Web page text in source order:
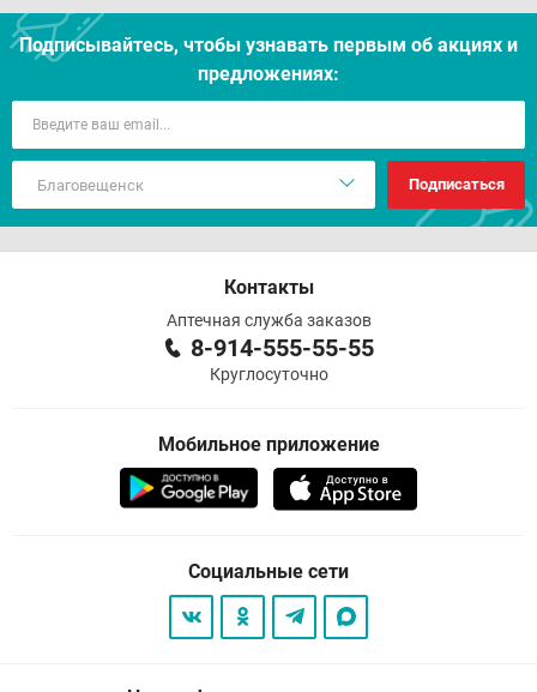
Подписывайтесь, чтобы узнавать первым об акцияx и
предложениях:
Подписаться
Контакты
Аптечная служба заказов
8-914-555-55-55
Круглосуточно
Мобильное приложение
Социальные сети